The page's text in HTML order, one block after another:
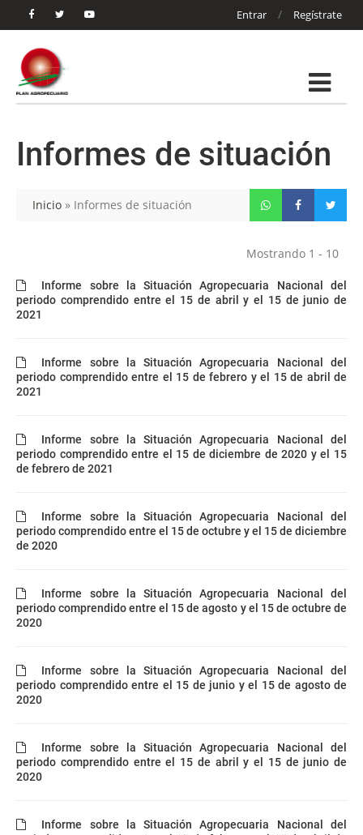
Entrar / Regístrate
Informes de situación
Inicio » Informes de situación
Mostrando 1 - 10
Informe sobre la Situación Agropecuaria Nacional del
periodo comprendido entre el 15 de abril y el 15 de junio de
2021
Informe sobre la Situación Agropecuaria Nacional del
periodo comprendido entre el 15 de febrero y el 15 de abril de
2021
Informe sobre la Situación Agropecuaria Nacional del
periodo comprendido entre el 15 de diciembre de 2020 y el 15
de febrero de 2021
Informe sobre la Situación Agropecuaria Nacional del
periodo comprendido entre el 15 de octubre y el 15 de diciembre
de 2020
Informe sobre la Situación Agropecuaria Nacional del
periodo comprendido entre el 15 de agosto y el 15 de octubre de
2020
Informe sobre la Situación Agropecuaria Nacional del
periodo comprendido entre el 15 de junio y el 15 de agosto de
2020
Informe sobre la Situación Agropecuaria Nacional del
periodo comprendido entre el 15 de abril y el 15 de junio de
2020
Informe sobre la Situación Agropecuaria Nacional del